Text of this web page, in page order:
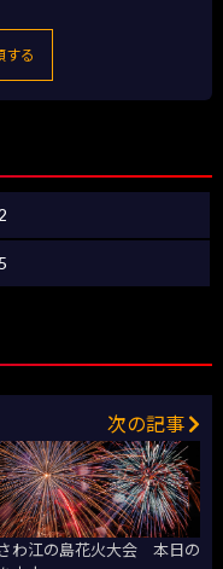
する
次の記事
わ江の島花火大会 本日の